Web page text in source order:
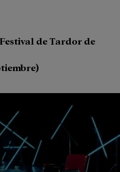
de Tardor de